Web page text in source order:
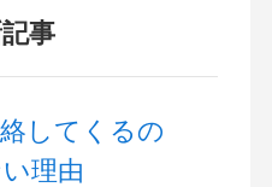
事
してくるの
理由